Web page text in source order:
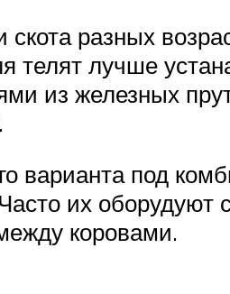
разных
телят лучше
из железных
варианта под
их
коровами.